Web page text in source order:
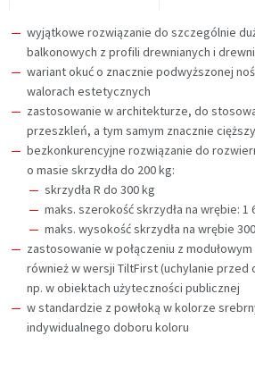
wyjątkowe rozwiązanie do szczególnie
balkonowych z profili drewnianych i
wariant okuć o znacznie podwyższonej
walorach estetycznych
zastosowanie w architekturze, do
przeszkleń, a tym samym znacznie
bezkonkurencyjne rozwiązanie do
o masie skrzydła do 200 kg:
skrzydła R do 300 kg
maks. szerokość skrzydła na wrębie: 1
maks. wysokość skrzydła na wrębie
zastosowanie w połączeniu z
również w wersji TiltFirst (uchylanie przed
np. w obiektach użyteczności publicznej
w standardzie z powłoką w kolorze
indywidualnego doboru koloru